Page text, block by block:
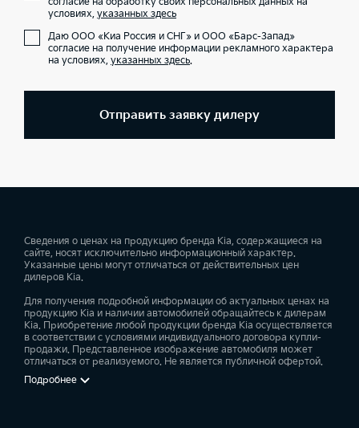
условиях, указанных здесь
Даю ООО «Киа Россия и СНГ» и ООО «Барс-Запад»
согласие на получение информации рекламного характера
на условиях, указанных здесь.
Отправить заявку дилеру
Сведения о ценах на продукцию бренда Kia, содержащиеся на
сайте, носят исключительно информационный характер.
Указанные цены могут отличаться от действительных цен
дилеров Kia.
Для получения подробной информации об актуальных ценах на
продукцию Kia и наличии автомобилей обращайтесь к дилерам
Kia. Приобретение любой продукции бренда Kia осуществляется
в соответствии с условиями индивидуального договора купли-
продажи. Представленное изображение автомобиля может
отличаться от реализуемого. Не является публичной офертой.
Подробнее